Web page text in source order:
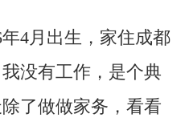
4月出生，家住成都
没有工作，是个典
了做做家务，看看